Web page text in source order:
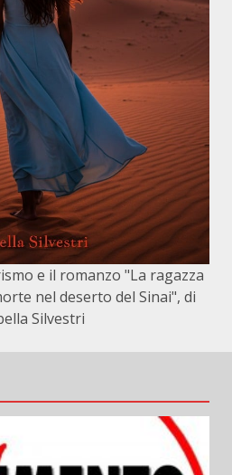
e il romanzo "La ragazza
nel deserto del Sinai", di
Silvestri